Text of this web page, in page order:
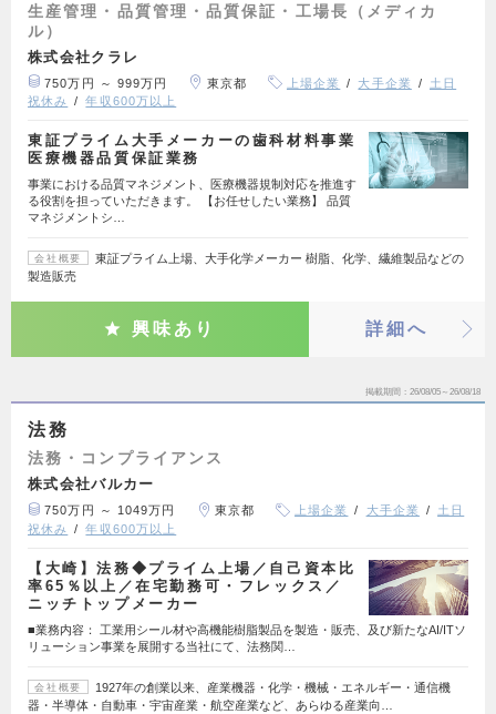
生産管理・品質管理・品質保証・工場長（メディカ
ル）
株式会社クラレ
750万円 ～ 999万円 東京都 上場企業 大手企業
土日
祝休み
年収600万以上
東証プライム大手メーカーの歯科材料事業
医療機器品質保証業務
事業における品質マネジメント、医療機器規制対応を推進す
る役割を担っていただきます。 【お任せしたい業務】 品質
マネジメントシ…
会社概要
東証プライム上場、大手化学メーカー 樹脂、化学、繊維製品などの
製造販売
興味あり 詳細へ
掲載期間 26/08/05～26/08/18
法務
法務・コンプライアンス
株式会社バルカー
750万円 ～ 1049万円 東京都 上場企業 大手企業
土日
祝休み
年収600万以上
【大崎】法務◆プライム上場／自己資本比
率65％以上／在宅勤務可・フレックス／
ニッチトップメーカー
■業務内容： 工業用シール材や高機能樹脂製品を製造・販売、及び新たなAI/ITソ
リューション事業を展開する当社にて、法務関…
会社概要
1927年の創業以来、産業機器・化学・機械・エネルギー・通信機
器・半導体・自動車・宇宙産業・航空産業など、あらゆる産業向…